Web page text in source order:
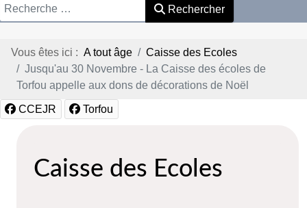
Rechercher
Vous êtes ici : A tout âge
Caisse des Ecoles
Jusqu'au 30 Novembre - La Caisse des écoles de
Torfou appelle aux dons de décorations de Noël
CCEJR Torfou
Caisse des Ecoles